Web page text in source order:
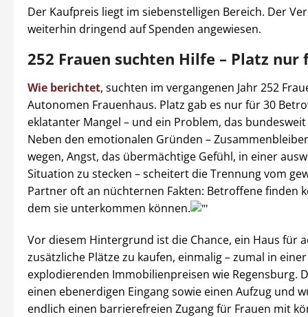
Der Kaufpreis liegt im siebenstelligen Bereich. Der
weiterhin dringend auf Spenden angewiesen.
252 Frauen suchten Hilfe – Platz nur
Wie berichtet, suchten im vergangenen Jahr 252
Autonomen Frauenhaus. Platz gab es nur für 30
eklatanter Mangel – und ein Problem, das
Neben den emotionalen Gründen –
wegen, Angst, das übermächtige Gefühl, in einer
Situation zu stecken – scheitert die Trennung vom
Partner oft an nüchternen Fakten: Betroffene finden
dem sie unterkommen können.
Vor diesem Hintergrund ist die Chance, ein Haus für
zusätzliche Plätze zu kaufen, einmalig – zumal in
explodierenden Immobilienpreisen wie Regensburg.
einen ebenerdigen Eingang sowie einen Aufzug und
endlich einen barrierefreien Zugang für Frauen mit